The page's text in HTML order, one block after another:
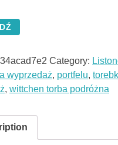
Category:
wyprzedaż, portfelu,
, wittchen torba podróżna